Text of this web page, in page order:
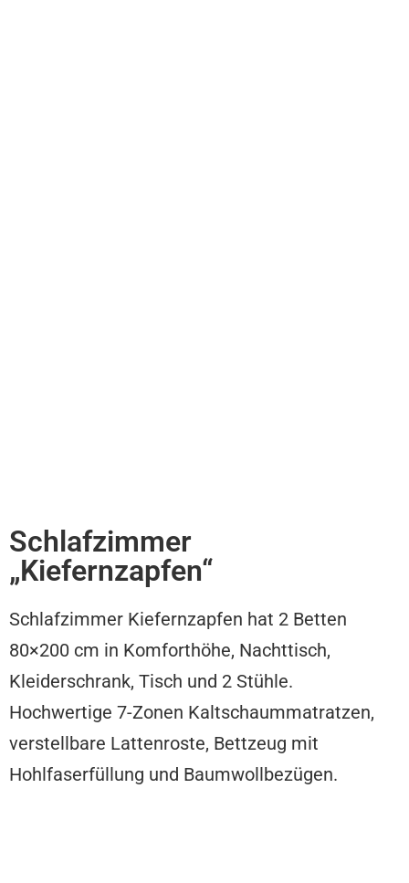
Schlafzimmer
„Kiefernzapfen“
Schlafzimmer Kiefernzapfen hat 2 Betten
80×200 cm in Komforthöhe, Nachttisch,
Kleiderschrank, Tisch und 2 Stühle.
Hochwertige 7-Zonen Kaltschaummatratzen,
verstellbare Lattenroste, Bettzeug mit
Hohlfaserfüllung und Baumwollbezügen.